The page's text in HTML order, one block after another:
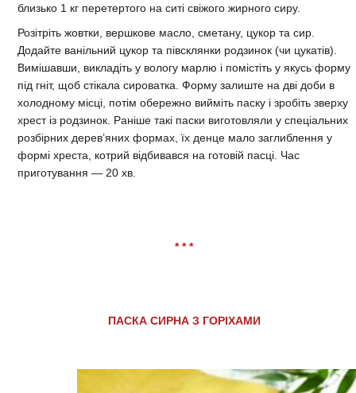
близько 1 кг перетертого на ситі свіжого жирного сиру.
Розітріть жовтки, вершкове масло, сметану, цукор та сир.
Додайте ванільний цукор та півсклянки родзинок (чи цукатів).
Вимішавши, викладіть у вологу марлю і помістіть у якусь форму
під гніт, щоб стікала сироватка. Форму залиште на дві доби в
холодному місці, потім обережно вийміть паску і зробіть зверху
хрест із родзинок. Раніше такі паски виготовляли у спеціальних
розбірних дерев’яних формах, їх денце мало заглиблення у
формі хреста, котрий відбивався на готовій пасці. Час
приготування — 20 хв.
* * *
ПАСКА СИРНА З ГОРІХАМИ